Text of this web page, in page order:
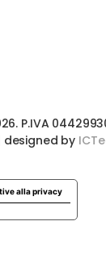
P.IVA
designed by
alla privacy